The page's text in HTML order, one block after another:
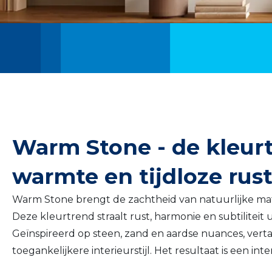
Warm Stone - de
warmte en tijdloze
Warm Stone brengt de zachtheid van natuurlijke
Deze kleurtrend straalt rust, harmonie en subtiliteit
Geïnspireerd op steen, zand en aardse nuances,
toegankelijkere interieurstijl. Het resultaat is een